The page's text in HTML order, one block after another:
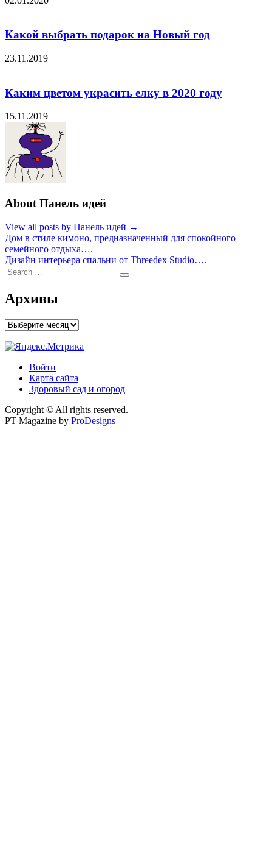
Какой выбрать подарок на Новый год
23.11.2019
Каким цветом украсить елку в 2020 году
15.11.2019
About Панель идей
View all posts by Панель идей →
Навигация
по
записям
Дом в стиле кимоно, предназначенный для спокойного
семейного отдыха….
Дизайн интерьера спальни от Threedex Studio….
Search
for:
Search
Архивы
Архивы
Войти
Карта сайта
Здоровый сад и огород
Copyright © All rights reserved.
PT Magazine by ProDesigns